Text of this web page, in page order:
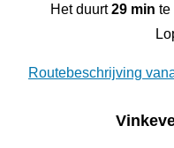
Het duurt29 min te
Routebeschrijving